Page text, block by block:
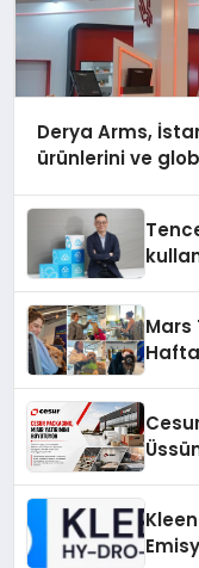
Derya Arms,
ürünlerini ve
Mars